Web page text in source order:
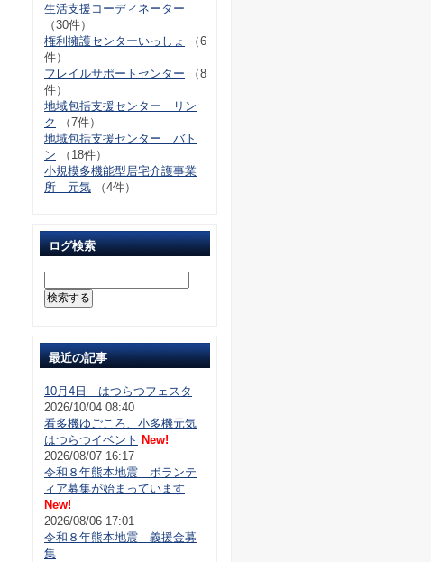
生活支援コーディネーター
（30件）
権利擁護センターいっしょ
（6
件）
フレイルサポートセンター （8
件）
地域包括支援センター リン
ク
（7件）
地域包括支援センター バト
ン （18件）
小規模多機能型居宅介護事業
所 元気 （4件）
ログ検索
最近の記事
10月4日 はつらつフェスタ
2026/10/04 08:40
看多機ゆごころ、小多機元気
はつらつイベント New!
2026/08/07 16:17
令和８年熊本地震 ボランテ
ィア募集が始まっています
New!
2026/08/06 17:01
令和８年熊本地震 義援金募
集